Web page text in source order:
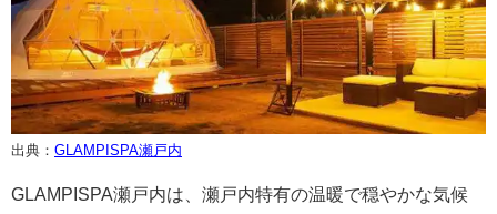
出典： GLAMPISPA瀬戸内
GLAMPISPA瀬戸内は、瀬戸内特有の温暖で穏やかな気候